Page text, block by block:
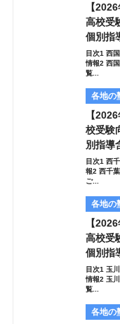
【
高校受
個別指
目次1 西
情報2 西
覧...
各地の
【
校受験
別指導
目次1 西
報2 西千
ご...
各地の
【
高校受
個別指
目次1 玉
情報2 玉
覧...
各地の